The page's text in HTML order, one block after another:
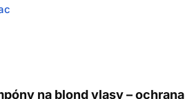
farby, hebkosti a prirodzeného
na blond vlasy –